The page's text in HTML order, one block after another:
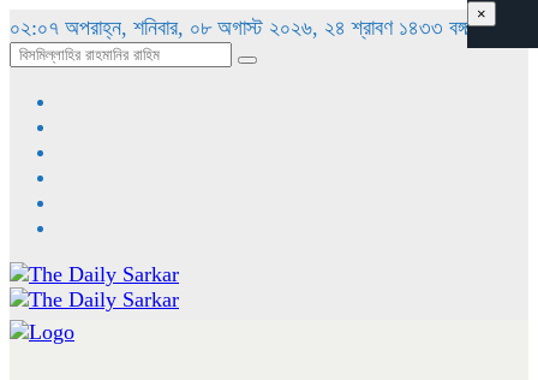
০২:০৭ অপরাহ্ন, শনিবার, ০৮ অগাস্ট ২০২৬, ২৪ শ্রাবণ ১৪৩৩ বঙ্গাব্দ
×